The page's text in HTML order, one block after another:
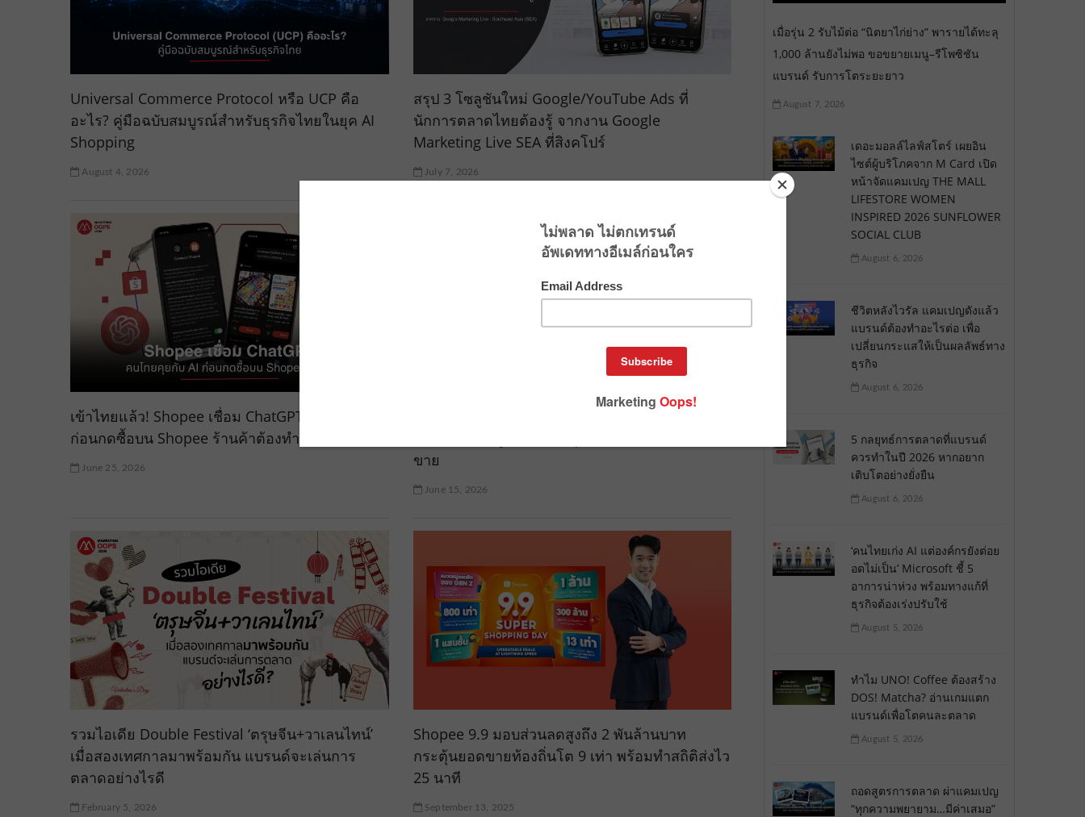
Universal Commerce Protocol หรือ UCP คือ
อะไร? คู่มือฉบับสมบูรณ์สำหรับธุรกิจไทยในยุค AI
Shopping
August 4, 2026
สรุป 3 โซลูชันใหม่ Google/YouTube Ads ที่
นักการตลาดไทยต้องรู้ จากงาน Google
Marketing Live SEA ที่สิงคโปร์
July 7, 2026
เข้าไทยแล้ว! Shopee เชื่อม ChatGPT คุยกับ AI
ก่อนกดซื้อบน Shopee ร้านค้าต้องทำ AEO จริงจัง
June 25, 2026
สรุปภาพ ‘E-Commerce 2026’ เมื่อการสร้าง
ขาย
June 15, 2026
รวมไอเดีย Double Festival ‘ตรุษจีน+วาเลนไทน์’
เมื่อสองเทศกาลมาพร้อมกัน แบรนด์จะเล่นการ
ตลาดอย่างไรดี
February 5, 2026
Shopee 9.9 มอบส่วนลดสูงถึง 2 พันล้านบาท
กระตุ้นยอดขายท้องถิ่นโต 9 เท่า พร้อมทำสถิติส่งไว
25 นาที
September 13, 2025
เมื่อรุ่น 2 รับไม้ต่อ “นิตยาไก่ย่าง” พารายได้ทะลุ
1,000 ล้านยังไม่พอ ขอขยายเมนู–รีโพซิชัน
แบรนด์ รับการโตระยะยาว
August 7, 2026
เดอะมอลล์ไลฟ์สโตร์ เผยอิน
ไซต์ผู้บริโภคจาก M Card เปิด
หน้าจัดแคมเปญ THE MALL
LIFESTORE WOMEN
INSPIRED 2026 SUNFLOWER
SOCIAL CLUB
August 6, 2026
ชีวิตหลังไวรัล แคมเปญดังแล้ว
แบรนด์ต้องทำอะไรต่อ เพื่อ
เปลี่ยนกระแสให้เป็นผลลัพธ์ทาง
ธุรกิจ
August 6, 2026
5 กลยุทธ์การตลาดที่แบรนด์
ควรทำในปี 2026 หากอยาก
เติบโตอย่างยั่งยืน
August 6, 2026
‘คนไทยเก่ง AI แต่องค์กรยังต่อย
อดไม่เป็น’ Microsoft ชี้ 5
อาการน่าห่วง พร้อมทางแก้ที่
ธุรกิจต้องเร่งปรับใช้
August 5, 2026
ทำไม UNO! Coffee ต้องสร้าง
DOS! Matcha? อ่านเกมแตก
แบรนด์เพื่อโตคนละตลาด
August 5, 2026
ถอดสูตรการตลาด ผ่าแคมเปญ
“ทุกความพยายาม…มีค่าเสมอ”